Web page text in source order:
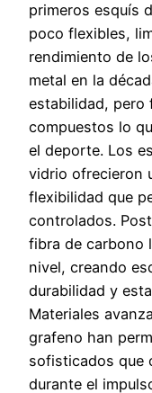
primeros esquís
poco flexibles,
rendimiento de
metal en la
estabilidad, pero
compuestos lo
el deporte. Los
vidrio ofrecieron
flexibilidad que
controlados.
fibra de carbono
nivel, creando
durabilidad y
Materiales
grafeno han
sofisticados que
durante el